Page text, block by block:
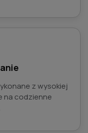
z wysokiej
na codzienne